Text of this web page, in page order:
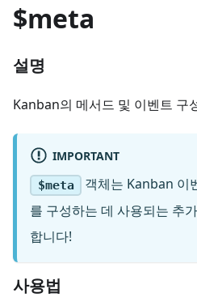
$meta
설명
Kanban의 메서드 및 이벤트 구
IMPORTANT
$meta
객체는 Kanban 이
를 구성하는 데 사용되는 추
합니다!
사용법